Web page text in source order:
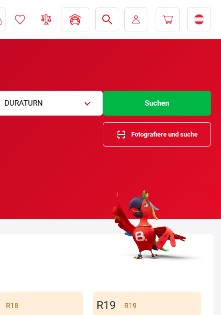
DURATURN Suchen
Fotografiere und suche
R18 R19